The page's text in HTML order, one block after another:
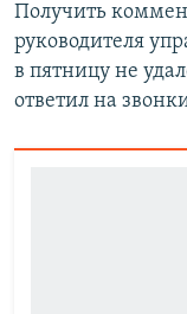
Получить
руководителя
в пятницу не
ответил на